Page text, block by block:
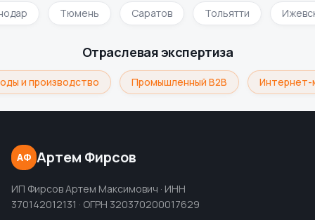
Тюмень Саратов Тольятти
Отраслевая экспертиза
и производство Промышленный B2B Интернет-
АФ Артем Фирсов
ИП Фирсов Артем Максимович · ИНН
370142012131 · ОГРН 320370200017629